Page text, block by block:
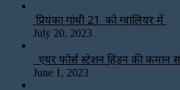
प्रियंका गांधी 21 को ग्वालियर में
July 20, 2023
एयर फोर्स स्टेशन हिंडन की कमान
June 1, 2023